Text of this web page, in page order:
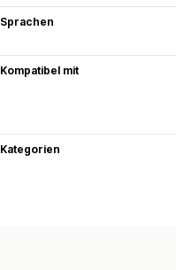
Sprachen
Kompatibel mit
Kategorien